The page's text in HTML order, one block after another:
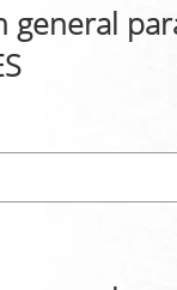
general